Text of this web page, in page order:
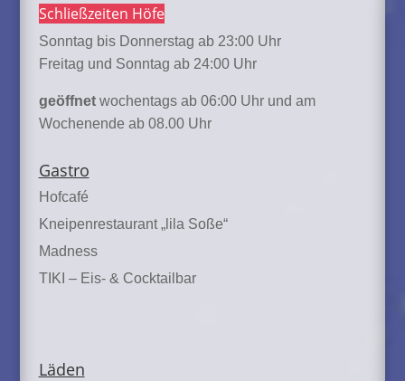
Schließzeiten Höfe
Sonntag bis Donnerstag ab 23:00 Uhr
Freitag und Sonntag ab 24:00 Uhr
geöffnetwochentags ab 06:00 Uhr und am
Wochenende ab 08.00 Uhr
Gastro
Hofcafé
Kneipenrestaurant „lila Soße“
Madness
TIKI – Eis- & Cocktailbar
Läden